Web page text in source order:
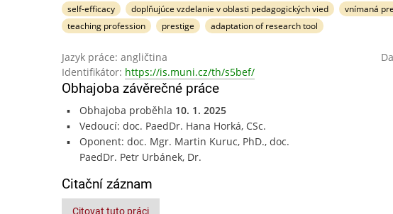
self-efficacy doplňujúce vzdelanie v oblasti pedagogických vied vnímaná
teaching profession
prestige adaptation of research tool
Jazyk práce: angličtina
Identifikátor: https://is.muni.cz/th/s5bef/
Obhajoba závěrečné práce
Obhajoba proběhla 10. 1. 2025
Vedoucí: doc. PaedDr. Hana Horká, CSc.
Oponent: doc. Mgr. Martin Kuruc, PhD., doc.
PaedDr. Petr Urbánek, Dr.
Citační záznam
Citovat tuto práci